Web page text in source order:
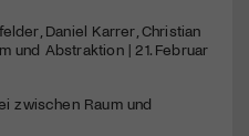
Daniel Karrer, Christian
und Abstraktion | 21. Februar
zwischen Raum und